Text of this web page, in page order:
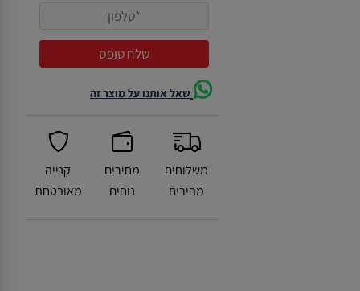
שאל אותנו על מוצר זה
משלוחים
מהירים
מחירים
נוחים
קנייה
מאובטחת